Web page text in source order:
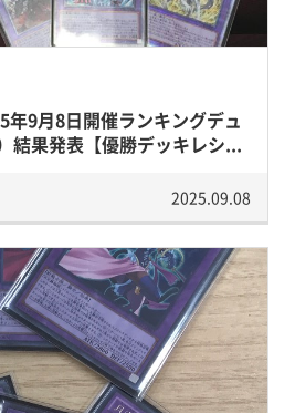
年9月8日開催ランキングデュ
結果発表【優勝デッキレシ...
2025.09.08